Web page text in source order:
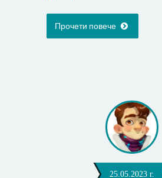
Прочети повече
25.05.2023 г.